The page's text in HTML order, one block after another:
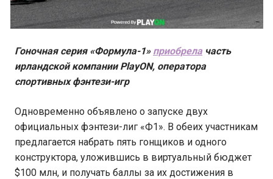
Гоночная серия «Формула-1» приобрела часть
ирландской компании PlayON, оператора
спортивных фэнтези-игр
Одновременно объявлено о запуске двух
официальных фэнтези-лиг «Ф1». В обеих участникам
предлагается набрать пять гонщиков и одного
конструктора, уложившись в виртуальный бюджет
$100 млн, и получать баллы за их достижения в